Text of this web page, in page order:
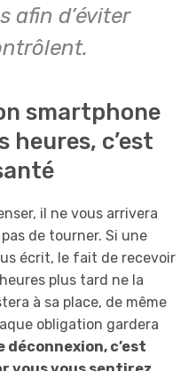
afin d’éviter
smartphone
heures, c’est
il ne vous arrivera
de tourner. Si une
écrit, le fait de recevoir
plus tard ne la
à sa place, de même
obligation gardera
déconnexion, c’est